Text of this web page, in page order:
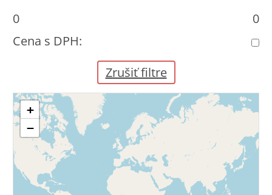
0
0
Cena s DPH:
Zrušiť filtre
+
−